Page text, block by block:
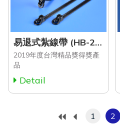
易退式紮線帶 (HB-200BK, HB-250BK, HB-300BK, HB-370BK)
2019年度台灣精品獎得獎產
品
Detail
1 2